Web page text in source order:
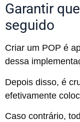
Garantir
seguido
Criar um POP é
dessa
Depois disso, é
efetivamente
Caso contrário,